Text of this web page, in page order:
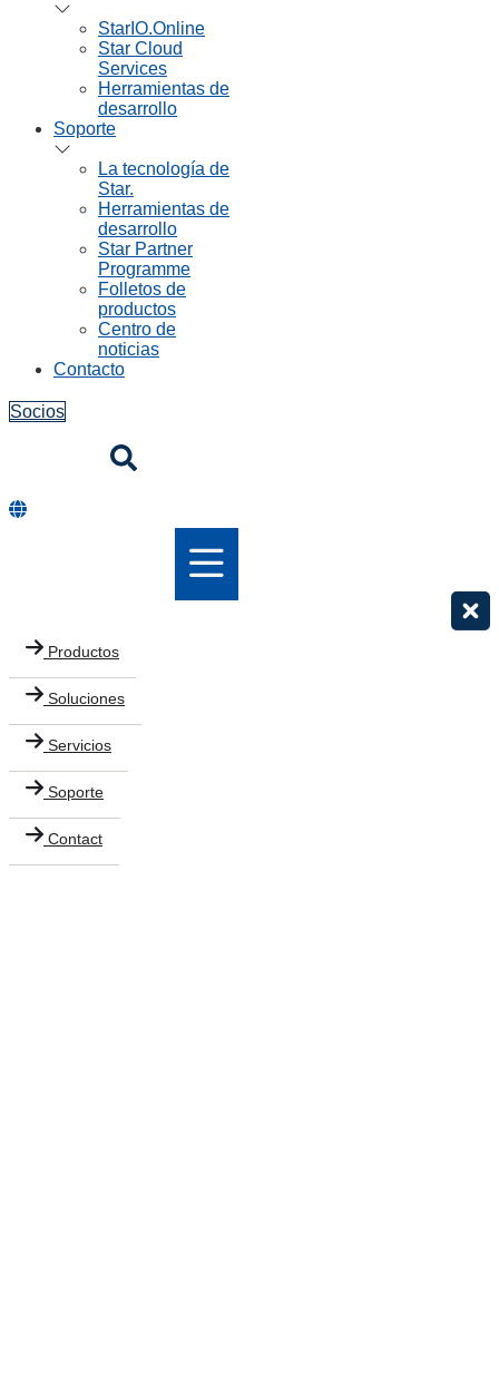
StarIO.Online
Star Cloud
Services
Herramientas de
desarrollo
Soporte
La tecnología de
Star.
Herramientas de
desarrollo
Star Partner
Programme
Folletos de
productos
Centro de
noticias
Contacto
Socios
Productos
Soluciones
Servicios
Soporte
Contact